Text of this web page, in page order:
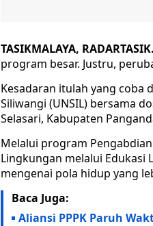
TASIKMALAYA,
program besar. Justru,
Kesadaran itulah yang coba
Siliwangi (UNSIL) bersama
Selasari, Kabupaten
Melalui program
Lingkungan melalui Edukasi
mengenai pola hidup yang
Baca Juga:
Aliansi PPPK Paruh